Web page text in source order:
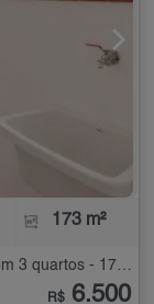
173 m²
Apartamento para Alugar em Higienópolis com 3 quartos - 173 m²
R$ 6.500